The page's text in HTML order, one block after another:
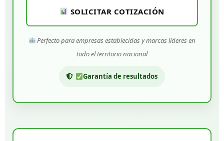
SOLICITAR COTIZACIÓN
Perfecto para empresas establecidas y marcas líderes en
todo el territorio nacional
Garantía de resultados